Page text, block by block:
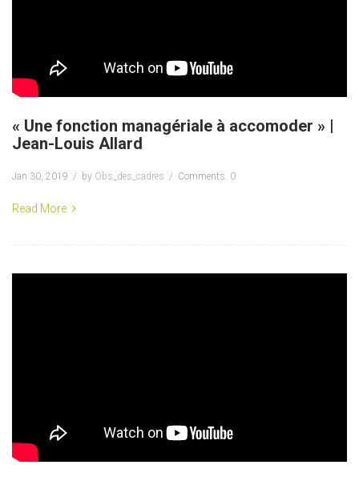
« Une fonction managériale à accomoder » |
Jean-Louis Allard
Jan 30, 2019 by Obs_des_cadres Comments: 0
Read More